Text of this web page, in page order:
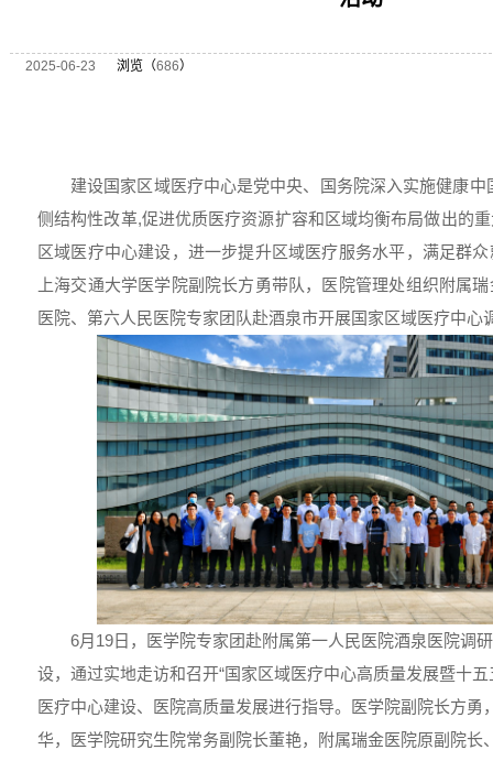
2025-06-23 浏览（686）
建设国家区域医疗中心是党中央、国务院深入实施健康
侧结构性改革,促进优质医疗资源扩容和区域均衡布局做出的
区域医疗中心建设，进一步提升区域医疗服务水平，满足群
上海交通大学医学院副院长方勇带队，医院管理处组织附属
医院、第六人民医院专家团队赴酒泉市开展国家区域医疗中心
6月19日，医学院专家团赴附属第一人民医院酒泉医院调
设，通过实地走访和召开“国家区域医疗中心高质量发展暨十
医疗中心建设、医院高质量发展进行指导。医学院副院长方勇
华，医学院研究生院常务副院长董艳，附属瑞金医院原副院长